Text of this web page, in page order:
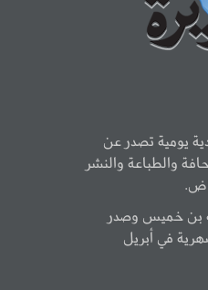
يومية تصدر عن
والطباعة والنشر
بن خميس وصدر
في أبريل